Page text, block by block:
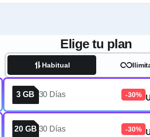
Elige tu plan
Habitual
3 GB 30 Días -30%
20 GB 30 Días -30%